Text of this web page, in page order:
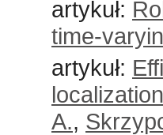
artykuł:
time-
artykuł:
A.,